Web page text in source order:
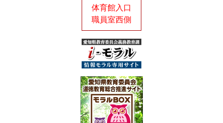
体育館入口
職員室西側